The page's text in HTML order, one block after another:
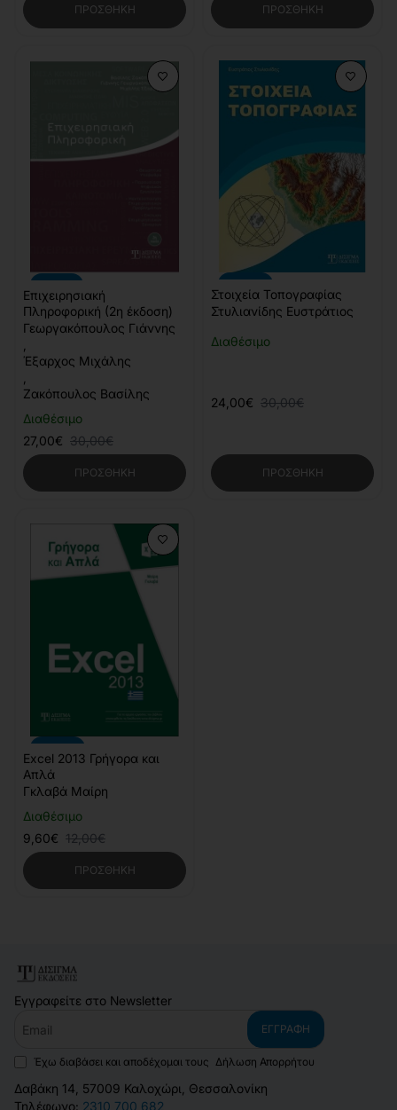
ΠΡΟΣΘΉΚΗ ΠΡΟΣΘΉΚΗ
Διαθέσιμο
Επιχειρησιακή
Πληροφορική (2η έκδοση)
Γεωργακόπουλος Γιάννης
Έξαρχος Μιχάλης
Ζακόπουλος Βασίλης
27,00€ 30,00€
ΠΡΟΣΘΉΚΗ
Διαθέσιμο
Στοιχεία Τοπογραφίας
Στυλιανίδης Ευστράτιος
24,00€ 30,00€
ΠΡΟΣΘΉΚΗ
Διαθέσιμο
Excel 2013 Γρήγορα και
Απλά
Γκλαβά Μαίρη
9,60€ 12,00€
ΠΡΟΣΘΉΚΗ
Εγγραφείτε στο Newsletter
ΕΓΓΡΑΦΉ
Έχω διαβάσει και αποδέχομαι τους Δήλωση Απορρήτου
Δαβάκη 14, 57009 Καλοχώρι, Θεσσαλονίκη
Τηλέφωνο: 2310 700 682